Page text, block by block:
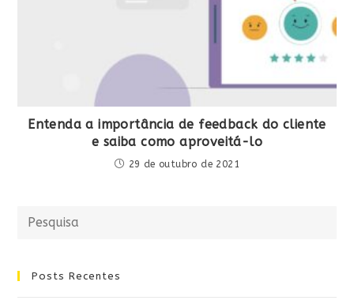
Entenda a importância de feedback do cliente
e saiba como aproveitá-lo
29 de outubro de 2021
Posts Recentes